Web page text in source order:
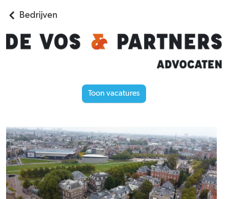
Bedrijven
Toon vacatures